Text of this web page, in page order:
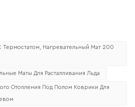
Нагревательный Мат 200
Маты Для Растапливания Льда
Отопления Под Полом Коврики Для